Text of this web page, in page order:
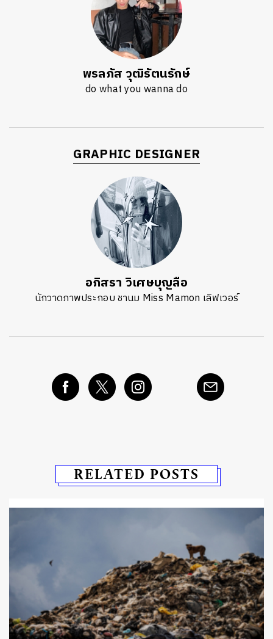
พรลภัส วุฒิรัตนรักษ์
do what you wanna do
GRAPHIC DESIGNER
อภิสรา วิเศษบุญลือ
นักวาดภาพประกอบ ชานม Miss Mamon เลิฟเวอร์
RELATED POSTS